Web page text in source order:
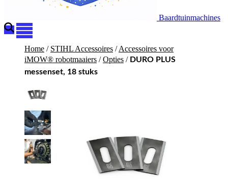
Baardtuinmachines
Home / STIHL Accessoires /Accessoires voor
iMOW® robotmaaiers /Opties / DURO PLUS
messenset, 18 stuks